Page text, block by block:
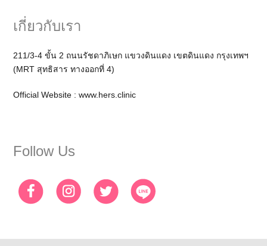
เกี่ยวกับเรา
211/3-4 ขั้น 2 ถนนรัชดาภิเษก แขวงดินแดง เขตดินแดง กรุงเทพฯ
(MRT สุทธิสาร ทางออกที่ 4)
Official Website :www.hers.clinic
Follow Us